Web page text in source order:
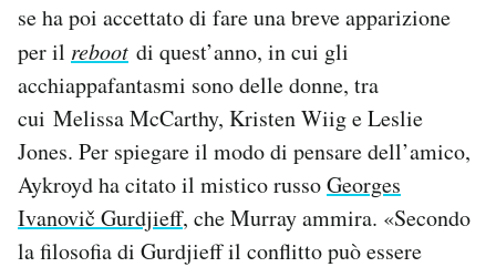
se ha poi accettato di fare una breve apparizione
per il reboot di quest’anno, in cui gli
acchiappafantasmi sono delle donne, tra
cui Melissa McCarthy, Kristen Wiig e Leslie
Jones. Per spiegare il modo di pensare dell’amico,
Aykroyd ha citato il mistico russoGeorges
Ivanovič Gurdjieff, che Murray ammira. «Secondo
la filosofia di Gurdjieff il conflitto può essere